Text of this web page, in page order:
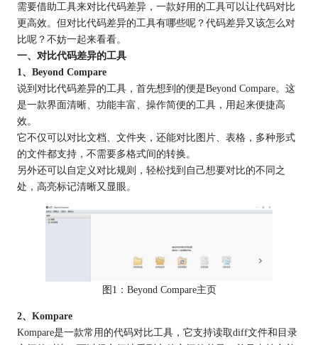
需要借助工具来对比代码差异，一款好用的工具可以让代码对比
更高效。但对比代码差异的工具有哪些呢？代码差异又该怎么对
比呢？不妨一起来看看。
一、对比代码差异的工具
1、Beyond Compare
说到对比代码差异的工具，首先想到的便是Beyond Compare。这
是一款界面清晰、功能丰富、操作简便的工具，用起来便捷高
效。
它不仅可以对比文档、文件夹，还能对比图片、表格，多种形式
的文件都支持，不需要多格式间的转换。
另外还可以自定义对比规则，轻松找到自己想要对比的不同之
处，高亮标记清晰又显眼。
图1：Beyond Compare主页
2、Kompare
Kompare是一款常用的代码对比工具，它支持读取diff文件和目录